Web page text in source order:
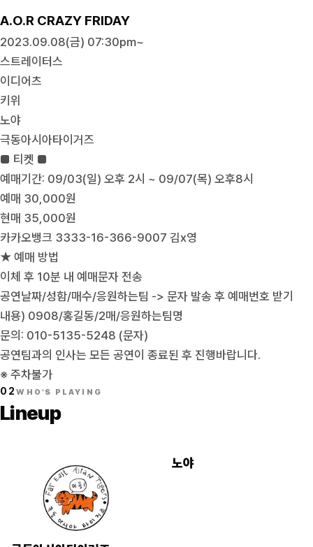
A.O.R CRAZY FRIDAY
2023.09.08(금) 07:30pm~
스트레이터스
이디어츠
키위
노야
극동아시아타이거즈
■ 티켓 ■
예매기간: 09/03(일) 오후 2시 ~ 09/07(목) 오후8시
예매 30,000원
현매 35,000원
카카오뱅크 3333-16-366-9007 김x영
★ 예매 방법
이체 후 10분 내 예매문자 전송
공연날짜/성함/매수/응원하는팀 -> 문자 발송 후 예매번호 받기
내용) 0908/홍길동/2매/응원하는팀명
문의: 010-5135-5248 (문자)
공연팀과의 인사는 모든 공연이 종료된 후 진행바랍니다.
※ 주차불가
02WHO'S PLAYING
Lineup
노야